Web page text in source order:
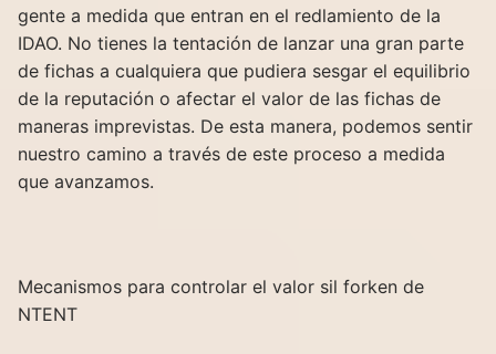
gente a medida que entran en el redlamiento de la
IDAO. No tienes la tentación de lanzar una gran parte
de fichas a cualquiera que pudiera sesgar el equilibrio
de la reputación o afectar el valor de las fichas de
maneras imprevistas. De esta manera, podemos sentir
nuestro camino a través de este proceso a medida
que avanzamos.
Mecanismos para controlar el valor sil forken de
NTENT